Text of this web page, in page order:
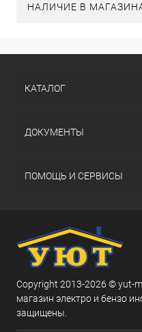
НАЛИЧИЕ В
КАТАЛОГ
ДОКУМЕНТЫ
ПОМОЩЬ И СЕРВИСЫ
Copyright 2013-2026 © yut-
магазин электро и бензо
защищены.